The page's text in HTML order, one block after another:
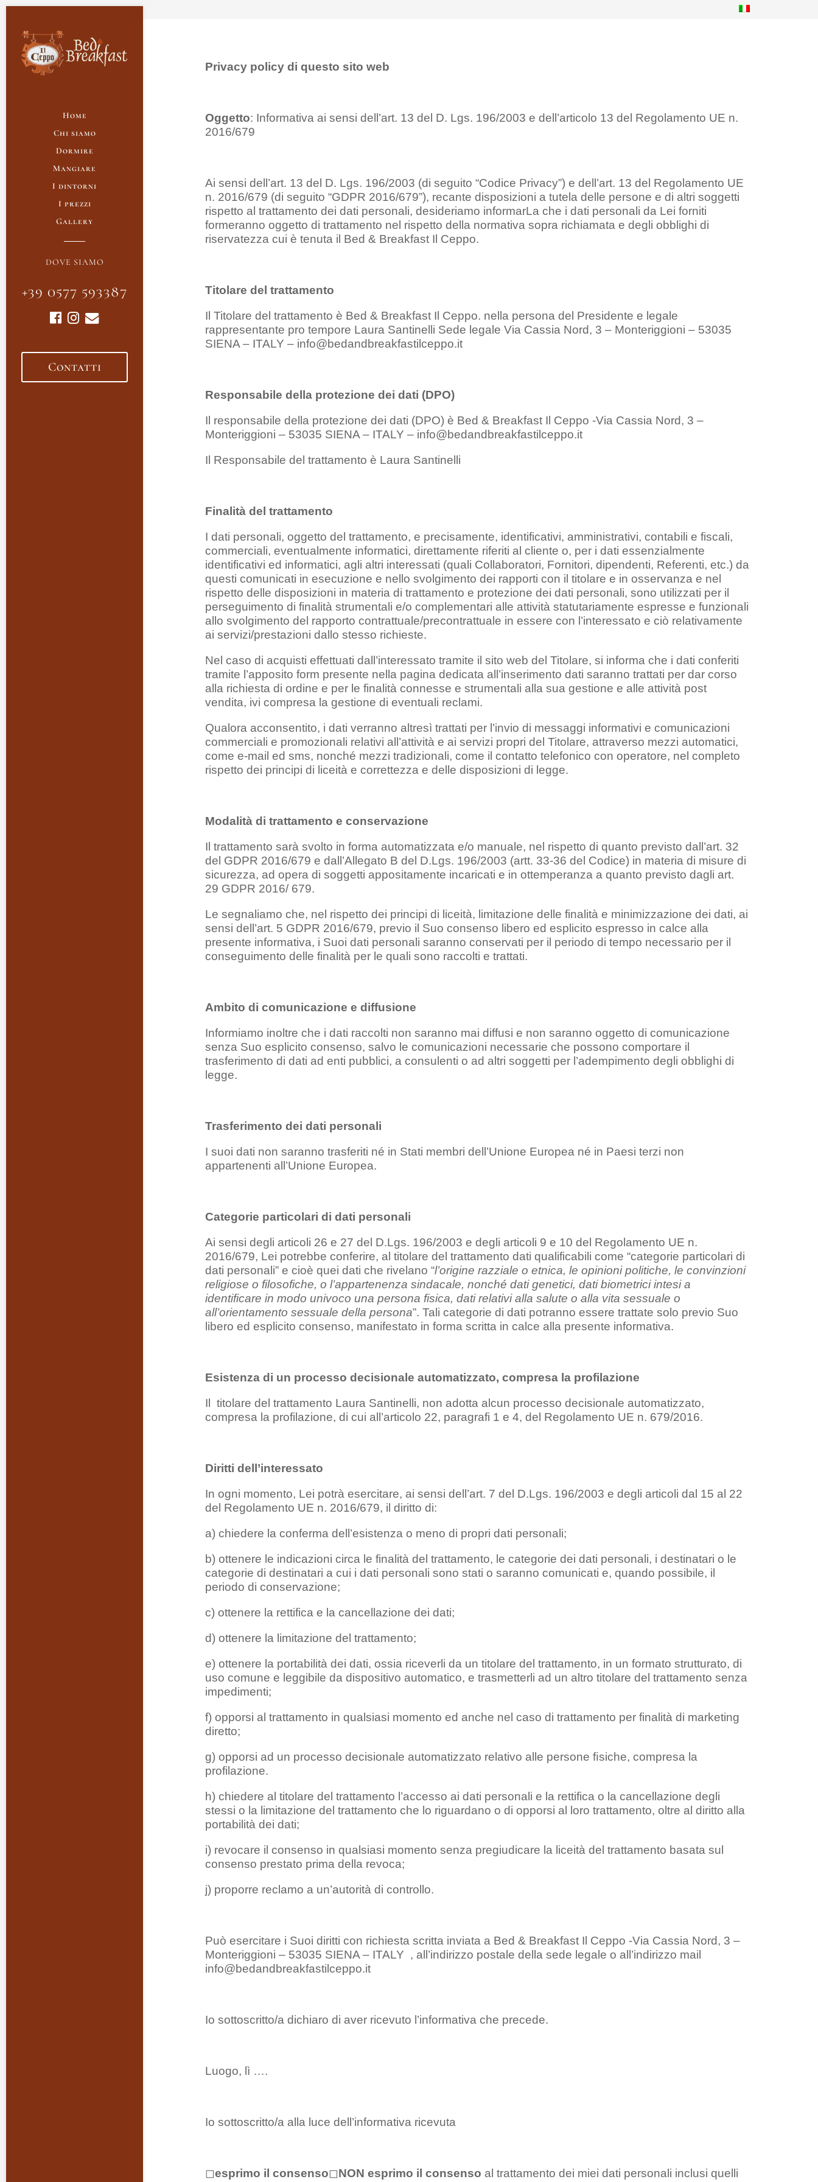
Home
Chi siamo
Dormire
Mangiare
I dintorni
I prezzi
Gallery
DOVE SIAMO
+39 0577 593387
Contatti
Privacy policy di questo sito web
Oggetto: Informativa ai sensi dell’art. 13 del D. Lgs. 196/2003 e dell’articolo 13 del Regolamento UE n.
2016/679
Ai sensi dell’art. 13 del D. Lgs. 196/2003 (di seguito “Codice Privacy”) e dell’art. 13 del Regolamento UE
n. 2016/679 (di seguito “GDPR 2016/679”), recante disposizioni a tutela delle persone e di altri soggetti
rispetto al trattamento dei dati personali, desideriamo informarLa che i dati personali da Lei forniti
formeranno oggetto di trattamento nel rispetto della normativa sopra richiamata e degli obblighi di
riservatezza cui è tenuta il Bed & Breakfast Il Ceppo.
Titolare del trattamento
Il Titolare del trattamento è Bed & Breakfast Il Ceppo. nella persona del Presidente e legale
rappresentante pro tempore Laura Santinelli Sede legale Via Cassia Nord, 3 – Monteriggioni – 53035
SIENA – ITALY – info@bedandbreakfastilceppo.it
Responsabile della protezione dei dati (DPO)
Il responsabile della protezione dei dati (DPO) è Bed & Breakfast Il Ceppo -Via Cassia Nord, 3 –
Monteriggioni – 53035 SIENA – ITALY – info@bedandbreakfastilceppo.it
Il Responsabile del trattamento è Laura Santinelli
Finalità del trattamento
I dati personali, oggetto del trattamento, e precisamente, identificativi, amministrativi, contabili e fiscali,
commerciali, eventualmente informatici, direttamente riferiti al cliente o, per i dati essenzialmente
identificativi ed informatici, agli altri interessati (quali Collaboratori, Fornitori, dipendenti, Referenti, etc.) da
questi comunicati in esecuzione e nello svolgimento dei rapporti con il titolare e in osservanza e nel
rispetto delle disposizioni in materia di trattamento e protezione dei dati personali, sono utilizzati per il
perseguimento di finalità strumentali e/o complementari alle attività statutariamente espresse e funzionali
allo svolgimento del rapporto contrattuale/precontrattuale in essere con l’interessato e ciò relativamente
ai servizi/prestazioni dallo stesso richieste.
Nel caso di acquisti effettuati dall’interessato tramite il sito web del Titolare, si informa che i dati conferiti
tramite l’apposito form presente nella pagina dedicata all’inserimento dati saranno trattati per dar corso
alla richiesta di ordine e per le finalità connesse e strumentali alla sua gestione e alle attività post
vendita, ivi compresa la gestione di eventuali reclami.
Qualora acconsentito, i dati verranno altresì trattati per l’invio di messaggi informativi e comunicazioni
commerciali e promozionali relativi all’attività e ai servizi propri del Titolare, attraverso mezzi automatici,
come e-mail ed sms, nonché mezzi tradizionali, come il contatto telefonico con operatore, nel completo
rispetto dei principi di liceità e correttezza e delle disposizioni di legge.
Modalità di trattamento e conservazione
Il trattamento sarà svolto in forma automatizzata e/o manuale, nel rispetto di quanto previsto dall’art. 32
del GDPR 2016/679 e dall’Allegato B del D.Lgs. 196/2003 (artt. 33-36 del Codice) in materia di misure di
sicurezza, ad opera di soggetti appositamente incaricati e in ottemperanza a quanto previsto dagli art.
29 GDPR 2016/ 679.
Le segnaliamo che, nel rispetto dei principi di liceità, limitazione delle finalità e minimizzazione dei dati, ai
sensi dell’art. 5 GDPR 2016/679, previo il Suo consenso libero ed esplicito espresso in calce alla
presente informativa, i Suoi dati personali saranno conservati per il periodo di tempo necessario per il
conseguimento delle finalità per le quali sono raccolti e trattati.
Ambito di comunicazione e diffusione
Informiamo inoltre che i dati raccolti non saranno mai diffusi e non saranno oggetto di comunicazione
senza Suo esplicito consenso, salvo le comunicazioni necessarie che possono comportare il
trasferimento di dati ad enti pubblici, a consulenti o ad altri soggetti per l’adempimento degli obblighi di
legge.
Trasferimento dei dati personali
I suoi dati non saranno trasferiti né in Stati membri dell’Unione Europea né in Paesi terzi non
appartenenti all’Unione Europea.
Categorie particolari di dati personali
Ai sensi degli articoli 26 e 27 del D.Lgs. 196/2003 e degli articoli 9 e 10 del Regolamento UE n.
2016/679, Lei potrebbe conferire, al titolare del trattamento dati qualificabili come “categorie particolari di
dati personali” e cioè quei dati che rivelano “l’origine razziale o etnica, le opinioni politiche, le convinzioni
religiose o filosofiche, o l’appartenenza sindacale, nonché dati genetici, dati biometrici intesi a
identificare in modo univoco una persona fisica, dati relativi alla salute o alla vita sessuale o
all’orientamento sessuale della persona”. Tali categorie di dati potranno essere trattate solo previo Suo
libero ed esplicito consenso, manifestato in forma scritta in calce alla presente informativa.
Esistenza di un processo decisionale automatizzato, compresa la profilazione
Il titolare del trattamento Laura Santinelli, non adotta alcun processo decisionale automatizzato,
compresa la profilazione, di cui all’articolo 22, paragrafi 1 e 4, del Regolamento UE n. 679/2016.
Diritti dell’interessato
In ogni momento, Lei potrà esercitare, ai sensi dell’art. 7 del D.Lgs. 196/2003 e degli articoli dal 15 al 22
del Regolamento UE n. 2016/679, il diritto di:
a) chiedere la conferma dell’esistenza o meno di propri dati personali;
b) ottenere le indicazioni circa le finalità del trattamento, le categorie dei dati personali, i destinatari o le
categorie di destinatari a cui i dati personali sono stati o saranno comunicati e, quando possibile, il
periodo di conservazione;
c) ottenere la rettifica e la cancellazione dei dati;
d) ottenere la limitazione del trattamento;
e) ottenere la portabilità dei dati, ossia riceverli da un titolare del trattamento, in un formato strutturato, di
uso comune e leggibile da dispositivo automatico, e trasmetterli ad un altro titolare del trattamento senza
impedimenti;
f) opporsi al trattamento in qualsiasi momento ed anche nel caso di trattamento per finalità di marketing
diretto;
g) opporsi ad un processo decisionale automatizzato relativo alle persone ﬁsiche, compresa la
profilazione.
h) chiedere al titolare del trattamento l’accesso ai dati personali e la rettifica o la cancellazione degli
stessi o la limitazione del trattamento che lo riguardano o di opporsi al loro trattamento, oltre al diritto alla
portabilità dei dati;
i) revocare il consenso in qualsiasi momento senza pregiudicare la liceità del trattamento basata sul
consenso prestato prima della revoca;
j) proporre reclamo a un’autorità di controllo.
Può esercitare i Suoi diritti con richiesta scritta inviata a Bed & Breakfast Il Ceppo -Via Cassia Nord, 3 –
Monteriggioni – 53035 SIENA – ITALY , all’indirizzo postale della sede legale o all’indirizzo mail
info@bedandbreakfastilceppo.it
Io sottoscritto/a dichiaro di aver ricevuto l’informativa che precede.
Luogo, lì ….
Io sottoscritto/a alla luce dell’informativa ricevuta
◻︎esprimo il consenso◻NON esprimo il consenso al trattamento dei miei dati personali inclusi quelli